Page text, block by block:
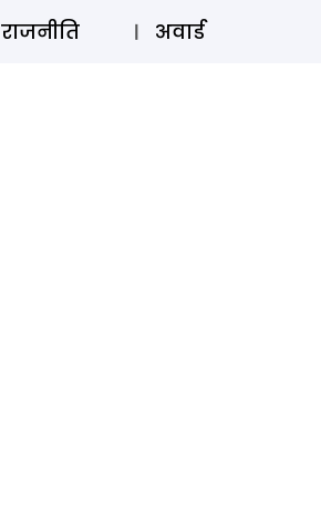
⚲ SUBSCRIBE
राजनीति अवार्ड